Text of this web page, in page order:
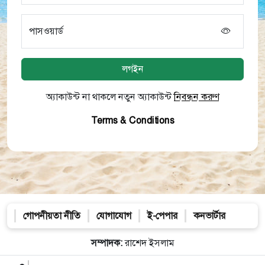
পাসওয়ার্ড
লগইন
অ্যাকাউন্ট না থাকলে নতুন অ্যাকাউন্টনিবন্ধন করুণ
Terms & Conditions
গোপনীয়তা নীতি যোগাযোগ ই-পেপার কনভার্টার
সম্পাদক:রাশেদ ইসলাম